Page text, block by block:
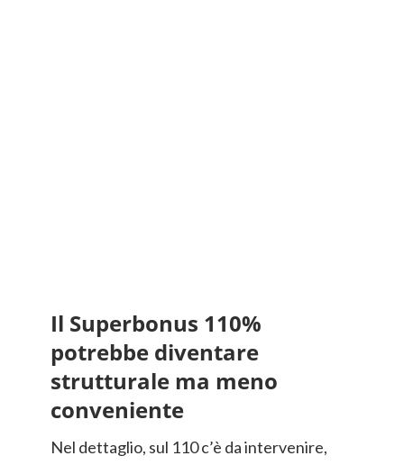
Il Superbonus 110%
potrebbe diventare
strutturale ma meno
conveniente
Nel dettaglio, sul 110 c’è da intervenire,